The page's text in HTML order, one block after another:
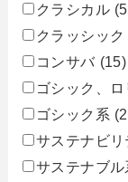
クラシカル
クラッシック
コンサバ (15)
ゴシック、
ゴシック系
サステナビリ
サステナブル